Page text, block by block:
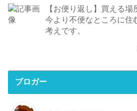
【お便り返し】買える
今より不便なところに住
考えです。
ブロガー